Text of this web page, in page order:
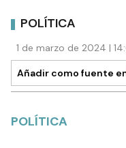
POLÍTICA
1 de marzo de 2024 |
Añadir como fuente
POLÍTICA